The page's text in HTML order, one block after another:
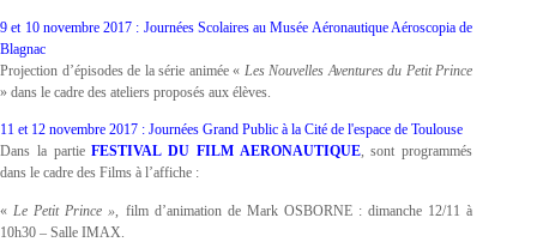
9 et 10 novembre 2017 : Journées Scolaires au Musée Aéronautique Aéroscopia de
Blagnac
Projection d’épisodes de la série animée « Les Nouvelles Aventures du Petit Prince
» dans le cadre des ateliers proposés aux élèves.
11 et 12 novembre 2017 : Journées Grand Public à la Cité de l'espace de Toulouse
Dans la partieFESTIVAL DU FILM AERONAUTIQUE, sont programmés
dans le cadre des Films à l’affiche :
« Le Petit Prince » , film d’animation de Mark OSBORNE : dimanche 12/11 à
10h30 – Salle IMAX.